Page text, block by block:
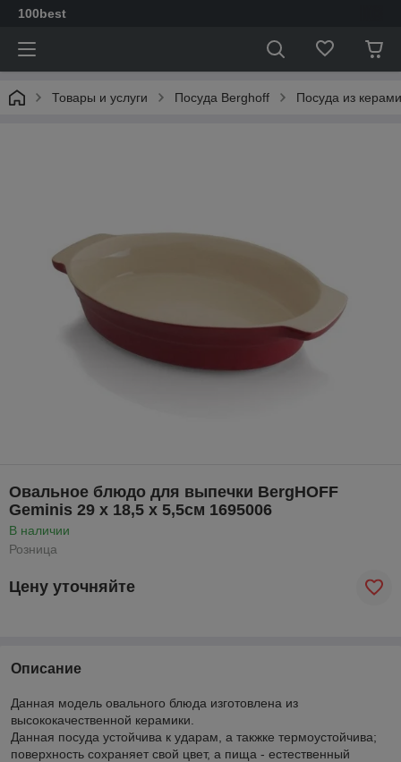
100best
Товары и услуги Посуда Berghoff Посуда из
Овальное блюдо для выпечки BergHOFF
Geminis 29 х 18,5 х 5,5см 1695006
В наличии
Розница
Цену уточняйте
Описание
Данная модель овального блюда изготовлена из
высококачественной керамики.
Данная посуда устойчива к ударам, а такжке термоустойчива;
поверхность сохраняет свой цвет, а пища - естественный